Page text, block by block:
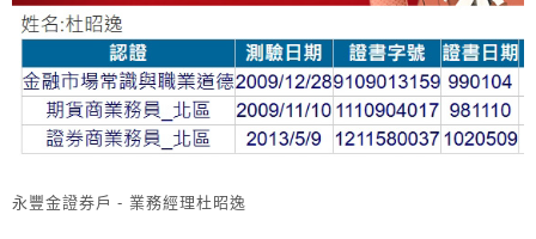
永豐金證券戶 - 業務經理杜昭逸